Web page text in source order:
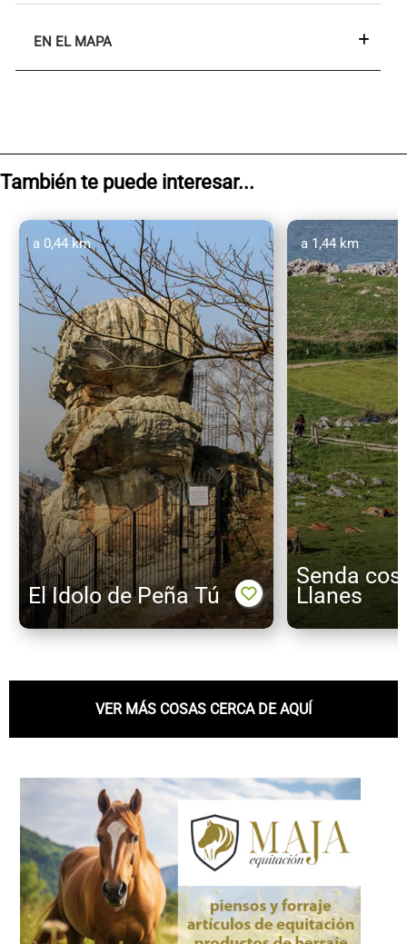
EN EL MAPA
También te puede interesar...
El Idolo de Peña Tú
a 0,44 km
Senda
Llanes
a 1,44 km
VER MÁS COSAS CERCA DE AQUÍ